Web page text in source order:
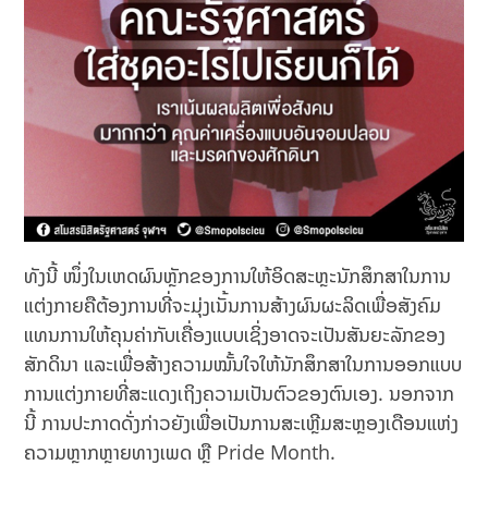
ທັງນີ້ ໜຶ່ງໃນເຫດຜົນຫຼັກຂອງການໃຫ້ອິດສະຫຼະນັກສຶກສາໃນການ
ແຕ່ງກາຍຄືຕ້ອງການທີ່ຈະມຸ່ງເນັ້ນການສ້າງຜົນຜະລິດເພື່ອສັງຄົມ
ແທນການໃຫ້ຄຸນຄ່າກັບເຄື່ອງແບບເຊິ່ງອາດຈະເປັນສັນຍະລັກຂອງ
ສັກດິນາ ແລະເພື່ອສ້າງຄວາມໝັ້ນໃຈໃຫ້ນັກສຶກສາໃນການອອກແບບ
ການແຕ່ງກາຍທີ່ສະແດງເຖິງຄວາມເປັນຕົວຂອງຕົນເອງ. ນອກຈາກ
ນີ້ ການປະກາດດັ່ງກ່າວຍັງເພື່ອເປັນການສະເຫຼີມສະຫຼອງເດືອນແຫ່ງ
ຄວາມຫຼາກຫຼາຍທາງເພດ ຫຼື Pride Month.